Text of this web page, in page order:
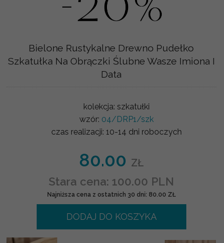
Bielone Rustykalne Drewno Pudełko
Szkatułka Na Obrączki Ślubne Wasze Imiona I
Data
kolekcja: szkatułki
wzór: 04/DRP1/szk
czas realizacji: 10-14 dni roboczych
80.00 ZŁ
Stara cena: 100.00 PLN
Najniższa cena z ostatnich 30 dni: 80.00 ZŁ
DODAJ DO KOSZYKA